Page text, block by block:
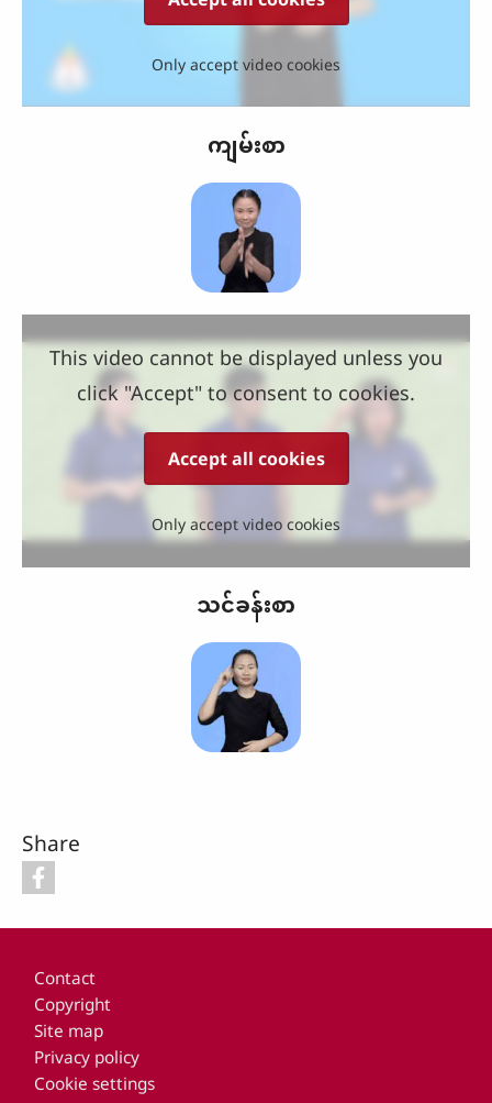
Only accept video cookies
ကျမ်းစာ
This video cannot be displayed unless you
click "Accept" to consent to cookies.
Accept all cookies
Only accept video cookies
သင်ခန်းစာ
Share
Contact
Copyright
Site map
Privacy policy
Cookie settings